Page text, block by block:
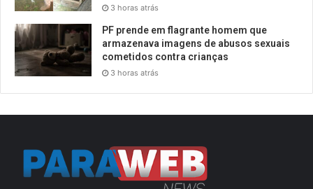
3 horas atrás
PF prende em flagrante homem que
armazenava imagens de abusos sexuais
cometidos contra crianças
3 horas atrás